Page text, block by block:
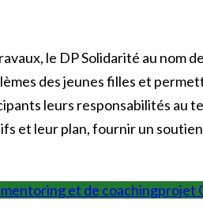
le DP Solidarité au nom
des jeunes filles et
leurs responsabilités
et leur plan, fournir un
et de coachingprojet